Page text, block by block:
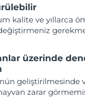
kalite ve yıllarca
üzerinde
geliştirilmesinde
zarar